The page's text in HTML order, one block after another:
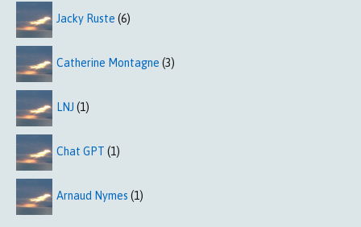
Jacky Ruste (6)
Catherine Montagne (3)
LNJ (1)
Chat GPT (1)
Arnaud Nymes (1)